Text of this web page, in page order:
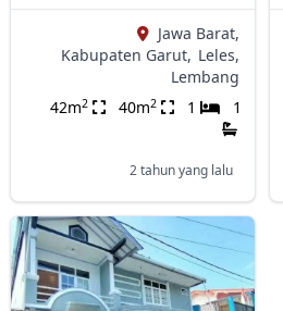
Jawa Barat,
Kabupaten Garut, Leles,
Lembang
42m2 40m2 1 1
2 tahun yang lalu